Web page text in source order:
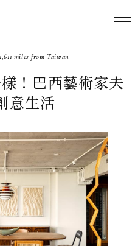
miles from Taiwan
！巴西藝術家夫
意生活